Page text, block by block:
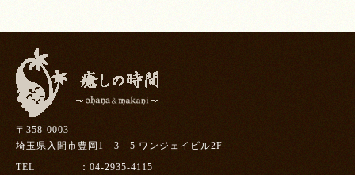
〒358-0003
埼玉県入間市豊岡1－3－5 ワンジェイビル2F
TEL
04-2935-4115